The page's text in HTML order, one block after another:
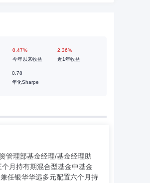
0.47%
今年以来收益
2.36%
近1年收益
0.78
年化Sharpe
管理部基金经理/基金经理助
月持有期混合型基金中基金
任银华华远多元配置六个月持